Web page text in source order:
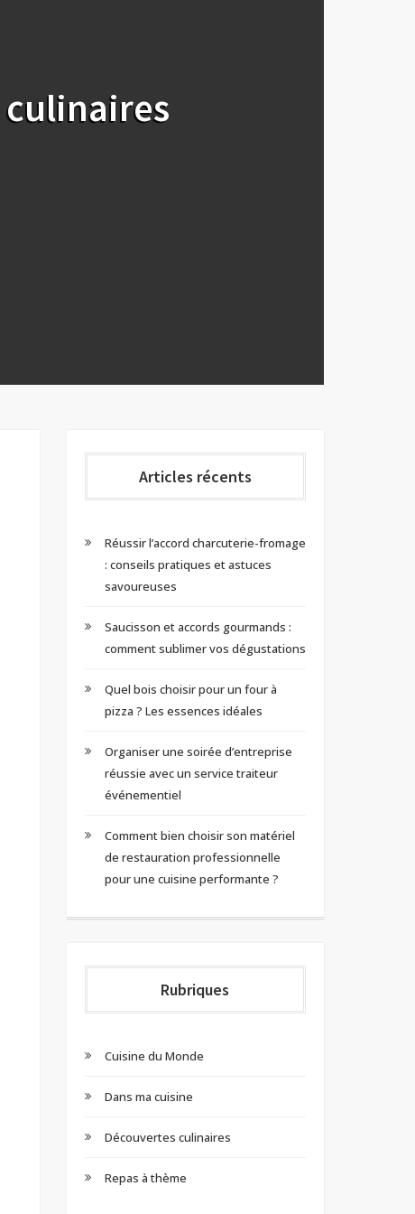
culinaires
Articles récents
Réussir l’accord charcuterie-fromage
: conseils pratiques et astuces
savoureuses
Saucisson et accords gourmands :
comment sublimer vos dégustations
Quel bois choisir pour un four à
pizza ? Les essences idéales
Organiser une soirée d’entreprise
réussie avec un service traiteur
événementiel
Comment bien choisir son matériel
de restauration professionnelle
pour une cuisine performante ?
Rubriques
Cuisine du Monde
Dans ma cuisine
Découvertes culinaires
Repas à thème